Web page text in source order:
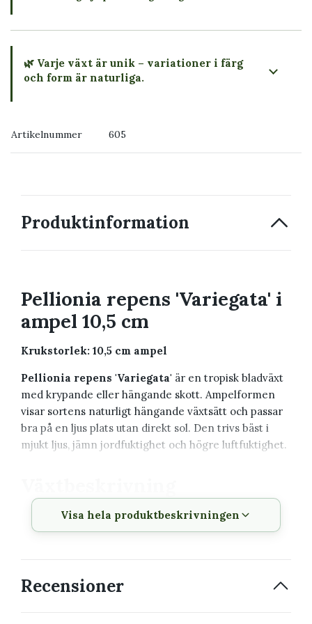
🌿 Varje växt är unik – variationer i färg
och form är naturliga.
Artikelnummer 605
Produktinformation
Pellionia repens 'Variegata' i
ampel 10,5 cm
Krukstorlek: 10,5 cm ampel
Pellionia repens 'Variegata' är en tropisk bladväxt
med krypande eller hängande skott. Ampelformen
visar sortens naturligt hängande växtsätt och passar
bra på en ljus plats utan direkt sol. Den trivs bäst i
mjukt ljus, jämn jordfuktighet och högre luftfuktighet.
Vetenskapligt
namn
Pellionia repens 'Variegata'
Växtfamilj
Visa hela produktbeskrivningen
Recensioner